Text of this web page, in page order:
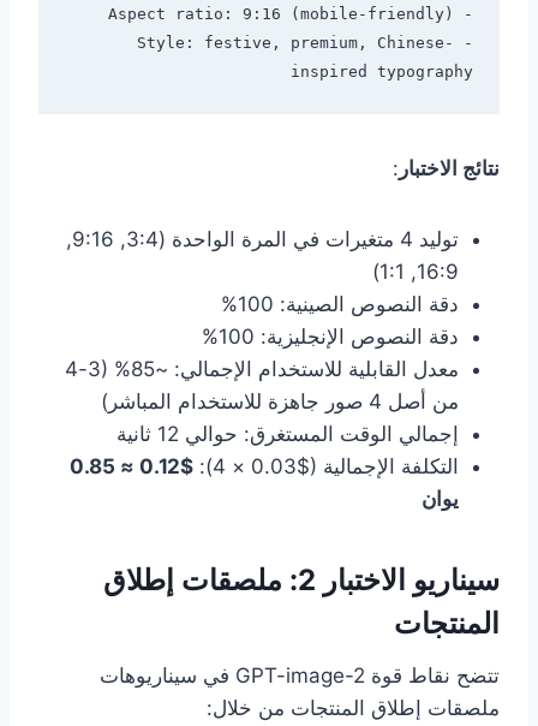
- Style: festive, premium, Chinese-
inspired typography
نتائج الاختبار :
توليد 4 متغيرات في المرة الواحدة (3:4, 9:16,
16:9, 1:1)
دقة النصوص الصينية: 100%
دقة النصوص الإنجليزية: 100%
معدل القابلية للاستخدام الإجمالي: ~85% (3-4
من أصل 4 صور جاهزة للاستخدام المباشر)
إجمالي الوقت المستغرق: حوالي 12 ثانية
التكلفة الإجمالية ($0.03 × 4):
$0.12 ≈ 0.85
يوان
سيناريو الاختبار 2: ملصقات إطلاق
المنتجات
تتضح نقاط قوة GPT-image-2 في سيناريوهات
ملصقات إطلاق المنتجات من خلال: